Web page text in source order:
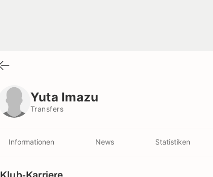
Yuta Imazu
Transfers
Informationen News Statistiken